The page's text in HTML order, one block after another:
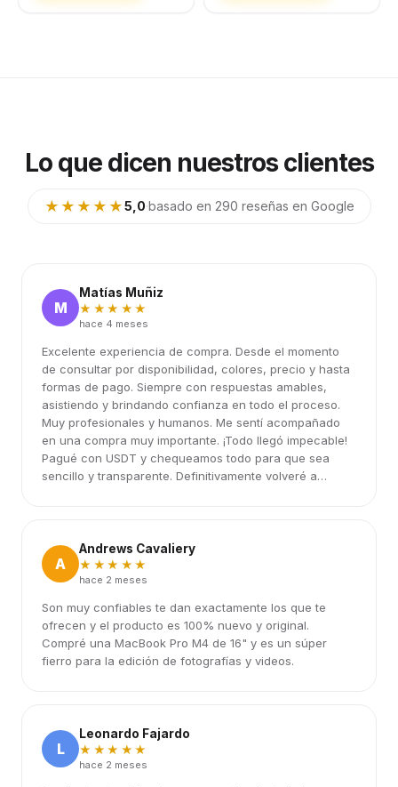
Lo que dicen nuestros clientes
★★★★★5,0·basado en 290 reseñas en Google
M
Matías Muñiz
★★★★★
hace 4 meses
Excelente experiencia de compra. Desde el momento
de consultar por disponibilidad, colores, precio y hasta
formas de pago. Siempre con respuestas amables,
asistiendo y brindando confianza en todo el proceso.
Muy profesionales y humanos. Me sentí acompañado
en una compra muy importante. ¡Todo llegó impecable!
Pagué con USDT y chequeamos todo para que sea
sencillo y transparente. Definitivamente volveré a
A
Andrews Cavaliery
★★★★★
hace 2 meses
Son muy confiables te dan exactamente los que te
ofrecen y el producto es 100% nuevo y original.
Compré una MacBook Pro M4 de 16" y es un súper
fierro para la edición de fotografías y videos.
L
Leonardo Fajardo
★★★★★
hace 2 meses